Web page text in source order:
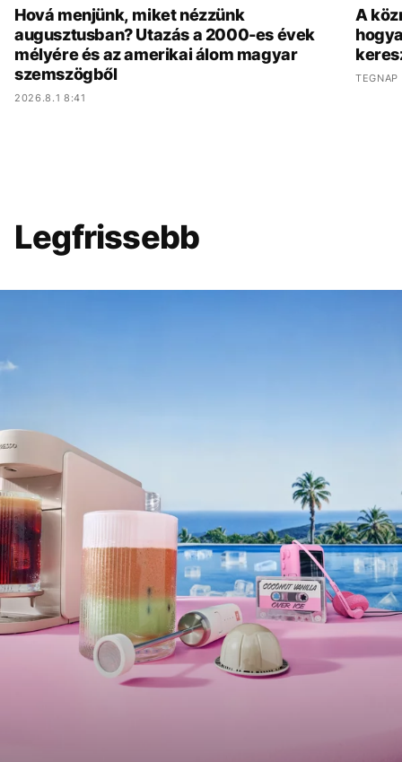
Hová menjünk, miket nézzünk
augusztusban? Utazás a 2000-es évek
mélyére és az amerikai álom magyar
szemszögből
2026.8.1 8:41
A
TEGNAP
Legfrissebb